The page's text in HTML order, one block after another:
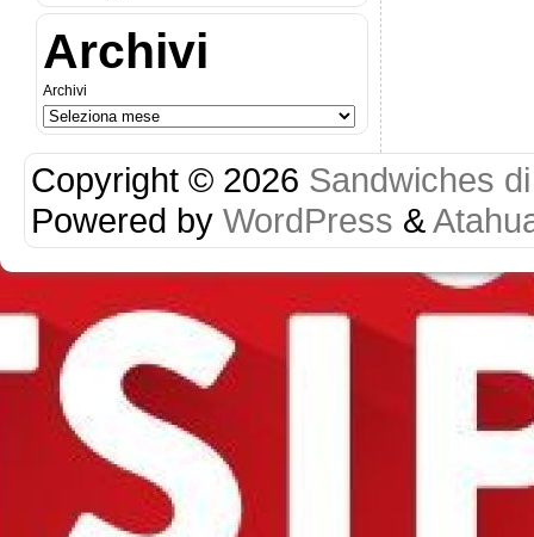
Archivi
Archivi
Copyright © 2026 Sandwiches
Powered by WordPress &